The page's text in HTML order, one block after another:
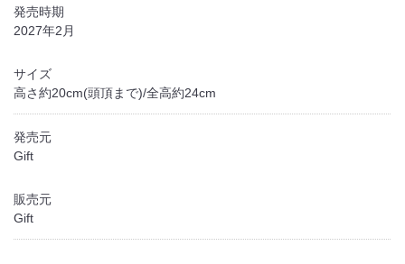
発売時期
2027年2月
サイズ
高さ約20cm(頭頂まで)/全高約24cm
発売元
Gift
販売元
Gift